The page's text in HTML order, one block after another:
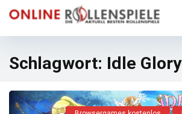
Schlagwort: Idle Glory